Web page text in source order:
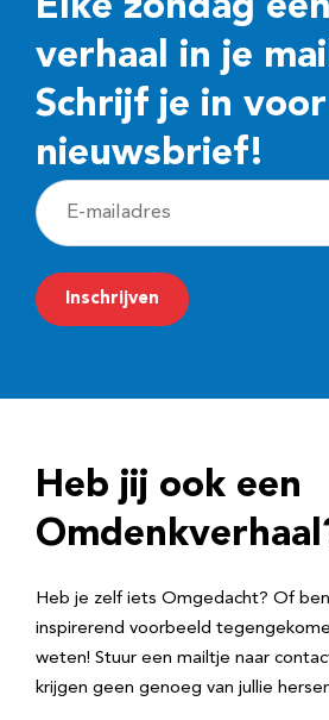
Elke zondag
verhaal in je
Schrijf je in
nieuwsbrief!
E
-
m
a
r
e
Inschrijven
Heb jij ook een
Heb je zelf iets Omgedacht? Of
inspirerend voorbeeld
weten! Stuur een mailtje naar
krijgen geen genoeg van jullie